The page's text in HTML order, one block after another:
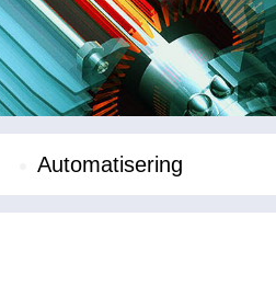
Automatisering